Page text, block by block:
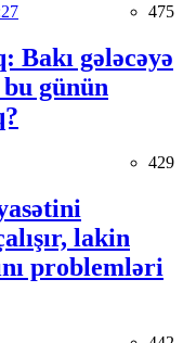
475
Bakı gələcəyə
bu günün
429
lakin
problemləri